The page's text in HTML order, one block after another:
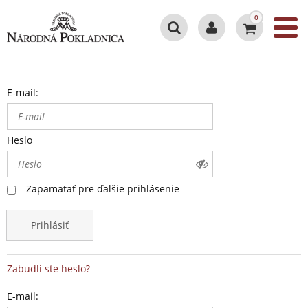
0
E-mail:
Heslo
Zapamätať pre ďalšie prihlásenie
Prihlásiť
Zabudli ste heslo?
E-mail: